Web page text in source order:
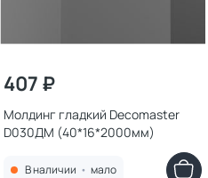
407 ₽
Молдинг гладкий Decomaster
D030ДМ (40*16*2000мм)
В наличии • мало